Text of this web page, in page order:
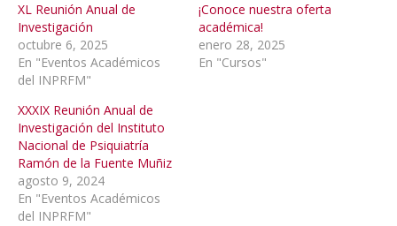
XL Reunión Anual de
Investigación
octubre 6, 2025
En "Eventos Académicos
del INPRFM"
¡Conoce nuestra oferta
académica!
enero 28, 2025
En "Cursos"
XXXIX Reunión Anual de
Investigación del Instituto
Nacional de Psiquiatría
Ramón de la Fuente Muñiz
agosto 9, 2024
En "Eventos Académicos
del INPRFM"